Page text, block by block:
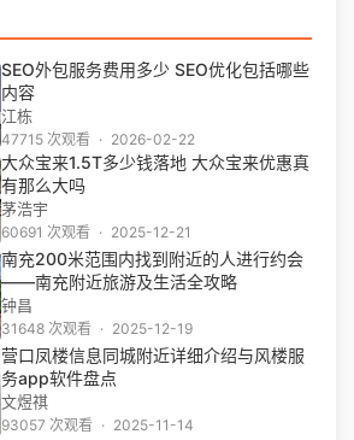
SEO外包服务费用多少 SEO优化包括哪些
内容
江栋
47715 次观看 · 2026-02-22
大众宝来1.5T多少钱落地 大众宝来优惠真
有那么大吗
茅浩宇
60691 次观看 · 2025-12-21
南充200米范围内找到附近的人进行约会
——南充附近旅游及生活全攻略
钟昌
31648 次观看 · 2025-12-19
营口凤楼信息同城附近详细介绍与风楼服
务app软件盘点
文煜祺
93057 次观看 · 2025-11-14